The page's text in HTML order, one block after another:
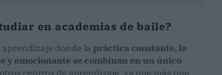
en academias de baile?
donde la práctica constante, la
y emocionante se combinan en un único